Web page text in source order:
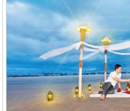
Minh với mức giá ưu đãi vô cùng
quý khách sẽ có một tuần trăng
phút giây ngọt ngào bên nhau.
bạn trong chuyến đi này. Chắc
nhớ đấy !